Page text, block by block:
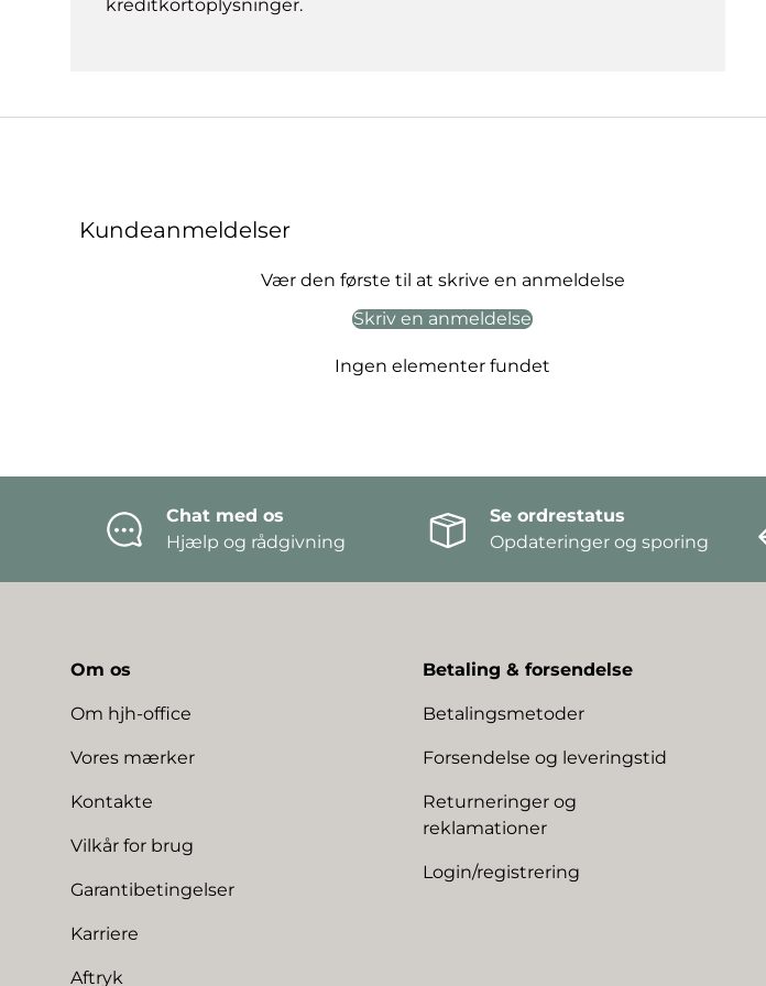
kreditkortoplysninger.
Kundeanmeldelser
Vær den første til at skrive en anmeldelse
Skriv en anmeldelse
Ingen elementer fundet
Chat med os
Hjælp og rådgivning
Se ordrestatus
Opdateringer og sporing
Om os
Om hjh-office
Vores mærker
Kontakte
Vilkår for brug
Garantibetingelser
Karriere
Aftryk
Betaling & forsendelse
Betalingsmetoder
Forsendelse og leveringstid
Returneringer og
reklamationer
Login/registrering